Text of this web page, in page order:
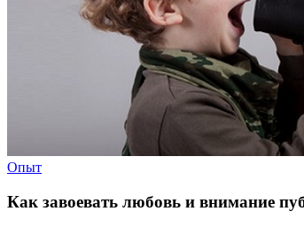
Опыт
Как завоевать любовь и внимание